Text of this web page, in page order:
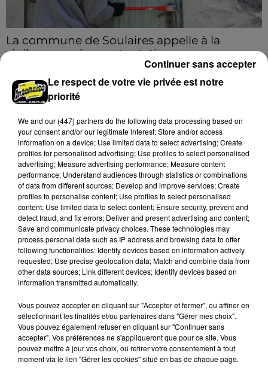
La commune de Soulaires appelle à la
vigilance après une tentative...
La mairie a communiqué sur ses réseaux après avoir
été prévenue par la gendarmerie.
A LA UNE Voir plus
La commune de Soulaires appelle à la
vigilance après une tentative...
La mairie a communiqué sur ses réseaux après avoir
été prévenue par la gendarmerie.
Le respect de votre vie privée est notre
priorité
We and our (447) partnersdo the following data processing based on
your consent and/or our legitimate interest: Store and/or access
information on a device; Use limited data to select advertising; Create
profiles for personalised advertising; Use profiles to select personalised
advertising; Measure advertising performance; Measure content
performance; Understand audiences through statistics or combinations
of data from different sources; Develop and improve services; Create
profiles to personalise content; Use profiles to select personalised
content; Use limited data to select content; Ensure security, prevent and
detect fraud, and fix errors; Deliver and present advertising and content;
Save and communicate privacy choices. These technologies may
process personal data such as IP address and browsing data to offer
following functionalities: Identify devices based on information actively
requested; Use precise geolocation data; Match and combine data from
other data sources; Link different devices; Identify devices based on
information transmitted automatically.
Vous pouvez accepter en cliquant sur "Accepter et fermer", ou affiner en
sélectionnant les finalités et/ou partenaires dans "Gérer mes choix".
Vous pouvez également refuser en cliquant sur "Continuer sans
accepter". Vos préférences ne s'appliqueront que pour ce site. Vous
pouvez mettre à jour vos choix, ou retirer votre consentement à tout
moment via le lien "Gérer les cookies" situé en bas de chaque page.
Continuer sans accepter